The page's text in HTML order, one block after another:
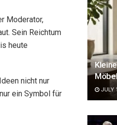
Moderator,
Sein Reichtum
heute
nicht nur
ein Symbol für
JULY